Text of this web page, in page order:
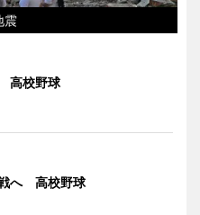
震
高校野球
へ 高校野球